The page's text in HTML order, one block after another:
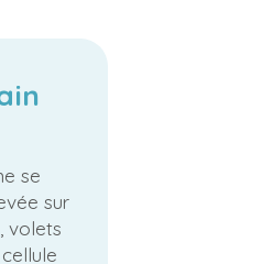
se
sur
volets